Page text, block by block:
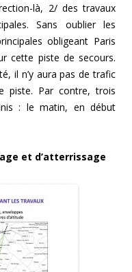
là, 2/ des travaux
Sans oublier les
obligeant Paris
cette piste de secours.
il n’y aura pas de trafic
piste. Par contre, trois
: le matin, en début
et d’atterrissage